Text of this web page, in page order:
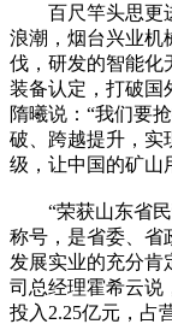
百尺竿头思更进
浪潮，烟台兴业机
伐，研发的智能化
装备认定，打破国
隋曦说：“我们要
破、跨越提升，实
级，让中国的矿山
“荣获山东省民
称号，是省委、省
发展实业的充分肯
司总经理霍希云说
投入2.25亿元，占